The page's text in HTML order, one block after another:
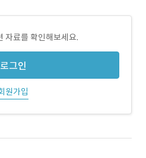
자료를 확인해보세요.
로그인
원가입